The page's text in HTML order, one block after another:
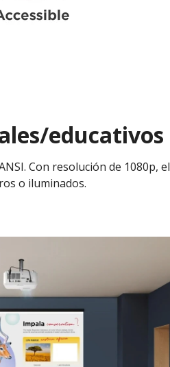
educativos
Con resolución de 1080p, el
o iluminados.